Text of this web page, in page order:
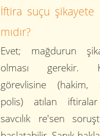
İftira suçu şikayete
mıdır?
Evet; mağdurun
olması gerekir.
görevlisine (hakim,
polis) atılan
savcılık re'sen